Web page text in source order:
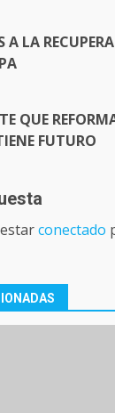
A LA
QUE
FUTURO
conectado